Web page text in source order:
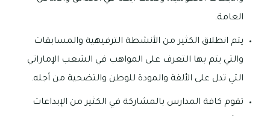
العامة.
يتم انطلاق الكثير من الأنشطة الترفيهية والمسابقات
والتي يتم بها التعرف على المواهب في الشعب الإماراتي
التي تدل على الألفة والمودة للوطن والتضحية من أجله.
تقوم كافة المدارس بالمشاركة في الكثير من الإبداعات